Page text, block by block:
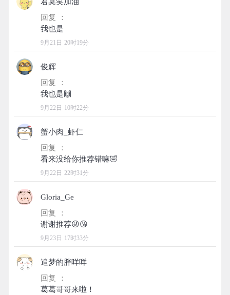
回复 ：
9月21日 20时19分
俊辉
回复 ：
9月22日 10时22分
蟹小肉_虾仁
回复 ：
9月22日 22时31分
Gloria_Ge
回复 ：
9月23日 17时33分
追梦的胖咩咩
回复 ：